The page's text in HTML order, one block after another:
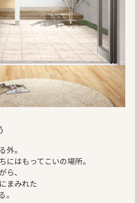
外。
にはもってこいの場所。
ら、
まみれた
。